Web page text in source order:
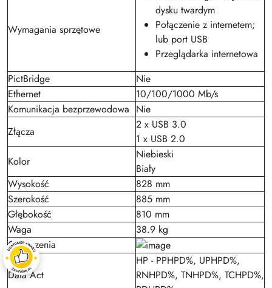
Wymagania sprzętowe
dysku twardym
Połączenie z internetem;
lub port USB
Przeglądarka internetowa
PictBridge
Nie
Ethernet
10/100/1000 Mb/s
Komunikacja bezprzewodowa Nie
Złącza
2 x USB 3.0
1 x USB 2.0
Kolor
Niebieski
Biały
Wysokość
828 mm
Szerokość
885 mm
Głębokość
810 mm
Waga
38.9 kg
Oznaczenia
Data Act
HP - PPHPD%, UPHPD%,
RNHPD%, TNHPD%, TCHPD%,